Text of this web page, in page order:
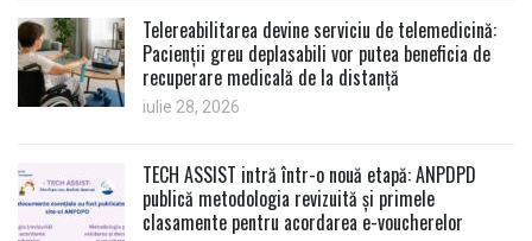
Telereabilitarea devine serviciu de telemedicină:
Pacienții greu deplasabili vor putea beneficia de
recuperare medicală de la distanță
iulie 28, 2026
TECH ASSIST intră într-o nouă etapă: ANPDPD
publică metodologia revizuită și primele
clasamente pentru acordarea e-voucherelor